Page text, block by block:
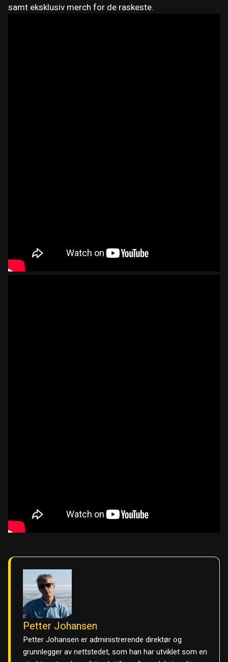
samt eksklusiv merch for de raskeste.
Petter Johansen
Petter Johansen er administrerende direktør og
grunnlegger av nettstedet, som han har utviklet som en